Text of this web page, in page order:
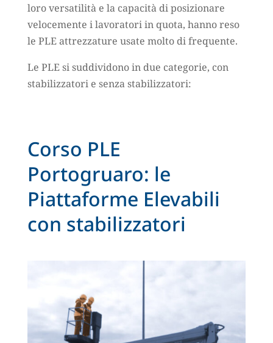
loro versatilità e la capacità di posizionare
velocemente i lavoratori in quota, hanno reso
le PLE attrezzature usate molto di frequente.
Le PLE si suddividono in due categorie, con
stabilizzatori e senza stabilizzatori:
Corso PLE
Portogruaro: le
Piattaforme Elevabili
con stabilizzatori